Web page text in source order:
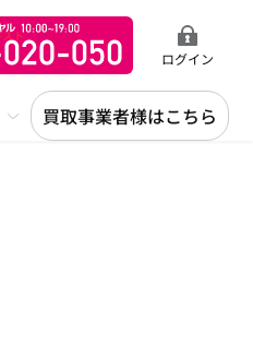
ログイン
買取事業者様はこちら